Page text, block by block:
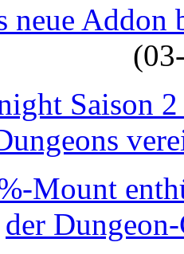
neue
Saison
Mount
der